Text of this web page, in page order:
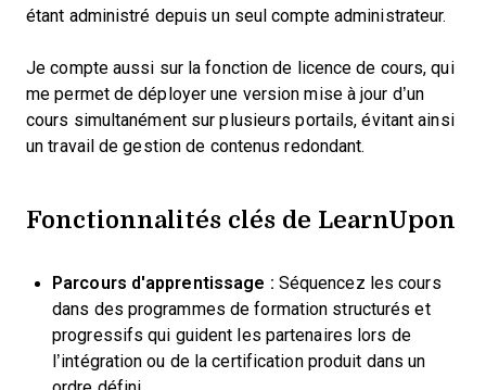
étant administré depuis un seul compte administrateur.
Je compte aussi sur la fonction de licence de cours, qui
me permet de déployer une version mise à jour d’un
cours simultanément sur plusieurs portails, évitant ainsi
un travail de gestion de contenus redondant.
Fonctionnalités clés de LearnUpon
Parcours d'apprentissage : Séquencez les cours
dans des programmes de formation structurés et
progressifs qui guident les partenaires lors de
l’intégration ou de la certification produit dans un